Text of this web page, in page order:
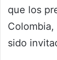
que los
sido